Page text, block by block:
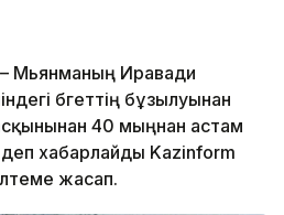
Мьянманың Иравади
бөгеттің бұзылуынан
40 мыңнан астам
хабарлайды Kazinform
жасап.